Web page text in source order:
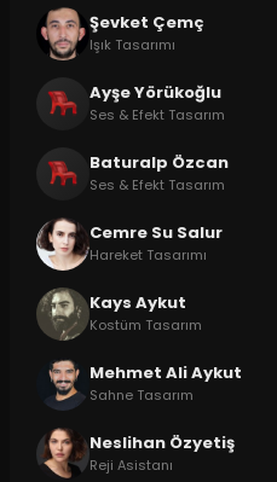
Şevket Çemç
Işık Tasarımı
Ayşe Yörükoğlu
Ses & Efekt Tasarım
Baturalp Özcan
Ses & Efekt Tasarım
Cemre Su Salur
Hareket Tasarımı
Kays Aykut
Kostüm Tasarım
Mehmet Ali Aykut
Sahne Tasarım
Neslihan Özyetiş
Reji Asistanı